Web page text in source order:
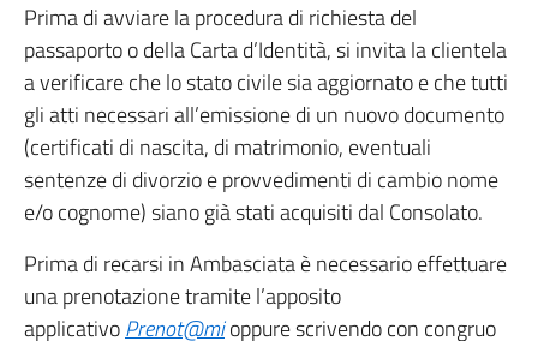
Prima di avviare la procedura di richiesta del
passaporto o della Carta d’Identità, si invita la clientela
a verificare che lo stato civile sia aggiornato e che tutti
gli atti necessari all’emissione di un nuovo documento
(certificati di nascita, di matrimonio, eventuali
sentenze di divorzio e provvedimenti di cambio nome
e/o cognome) siano già stati acquisiti dal Consolato.
Prima di recarsi in Ambasciata è necessario effettuare
una prenotazione tramite l’apposito
applicativoPrenot@mioppure scrivendo con congruo